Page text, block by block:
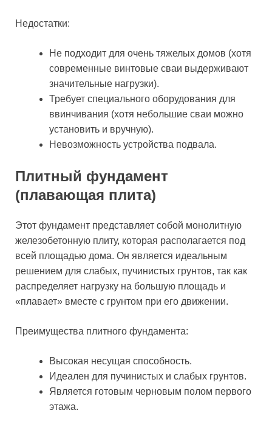
Недостатки:
Не подходит для очень тяжелых домов (хотя
современные винтовые сваи выдерживают
значительные нагрузки).
Требует специального оборудования для
ввинчивания (хотя небольшие сваи можно
установить и вручную).
Невозможность устройства подвала.
Плитный фундамент
(плавающая плита)
Этот фундамент представляет собой монолитную
железобетонную плиту, которая располагается под
всей площадью дома. Он является идеальным
решением для слабых, пучинистых грунтов, так как
распределяет нагрузку на большую площадь и
«плавает» вместе с грунтом при его движении.
Преимущества плитного фундамента:
Высокая несущая способность.
Идеален для пучинистых и слабых грунтов.
Является готовым черновым полом первого
этажа.